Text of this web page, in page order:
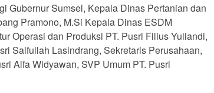
Gubernur Sumsel, Kepala Dinas Pertanian dan
Pramono, M.Si Kepala Dinas ESDM
Operasi dan Produksi PT. Pusri Filius Yuliandi,
Saifullah Lasindrang, Sekretaris Perusahaan,
Alfa Widyawan, SVP Umum PT. Pusri